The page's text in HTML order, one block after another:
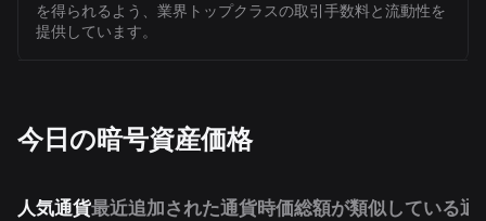
を得られるよう、業界トップクラスの取引手数料と流動性を
提供しています。
今日の暗号資産価格
人気通貨最近追加された通貨時価総額が類似している通